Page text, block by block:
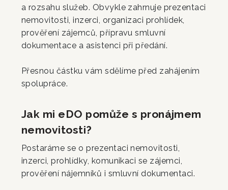
a rozsahu služeb. Obvykle zahrnuje prezentaci
nemovitosti, inzerci, organizaci prohlídek,
prověření zájemců, přípravu smluvní
dokumentace a asistenci při předání.
Přesnou částku vám sdělíme před zahájením
spolupráce.
Jak mi eDO pomůže s pronájmem
nemovitosti?
Postaráme se o prezentaci nemovitosti,
inzerci, prohlídky, komunikaci se zájemci,
prověření nájemníků i smluvní dokumentaci.